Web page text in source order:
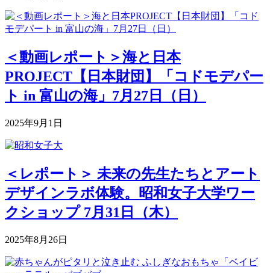
＜動画レポート＞海と日本
PROJECT【日本財団】「コドモデパー
ト in 富山の海」7月27日（日）
2025年9月1日
＜レポート＞ 未来の先生たちとアート
デザインラボ体験。昭和女子大学ワー
クショップ 7月31日（木）
2025年8月26日